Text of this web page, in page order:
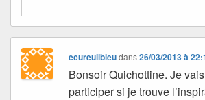
ecureuilbleudans26/03/2013 à
Bonsoir Quichottine. Je
participer si je trouve